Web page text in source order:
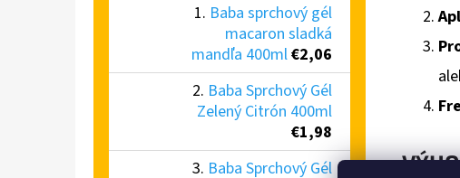
Baba sprchový gél
macaron sladká
mandľa 400ml€2,06
Baba Sprchový Gél
Zelený Citrón 400ml
€1,98
Baba Sprchový Gél